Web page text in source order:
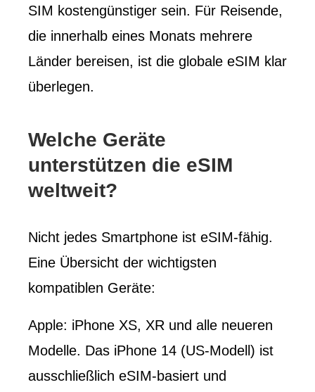
SIM kostengünstiger sein. Für Reisende,
die innerhalb eines Monats mehrere
Länder bereisen, ist die globale eSIM klar
überlegen.
Welche Geräte
unterstützen die eSIM
weltweit?
Nicht jedes Smartphone ist eSIM-fähig.
Eine Übersicht der wichtigsten
kompatiblen Geräte:
Apple: iPhone XS, XR und alle neueren
Modelle. Das iPhone 14 (US-Modell) ist
ausschließlich eSIM-basiert und